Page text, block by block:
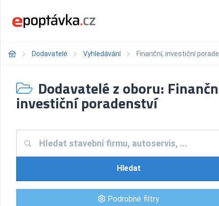
Dodavatelé Vyhledávání Finanční, investiční
Dodavatelé z oboru:
investiční poradenství
Hledat
Podrobné filtry